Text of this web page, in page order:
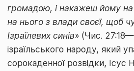
громадою, і накажеш йому на
на нього з влади своєї, щоб
Ізраїлевих синів» (Чис.
ізраїльського народу, який
сорокаденної розвідки, Ісус